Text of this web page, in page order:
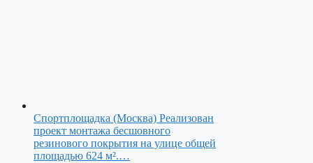
Спортплощадка (Москва) Реализован
проект монтажа бесшовного
резинового покрытия на улице общей
площадью 624 м².…